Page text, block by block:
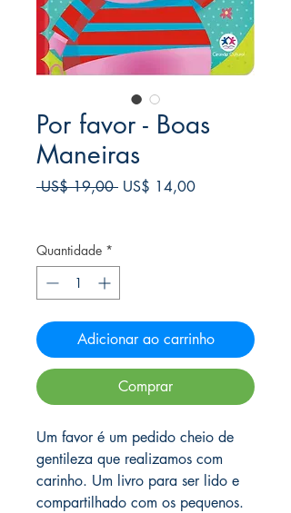
Por favor - Boas
Maneiras
US$ 19,00 Preço
US$ 14,00Preço
Quantidade *
Adicionar ao carrinho
Comprar
Um favor é um pedido cheio de
gentileza que realizamos com
carinho. Um livro para ser lido e
compartilhado com os pequenos.